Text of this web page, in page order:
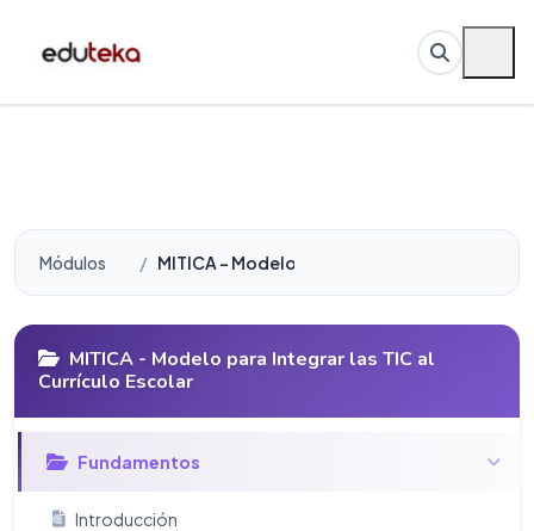
Módulos MITICA - Modelo para Integrar las TIC al
MITICA - Modelo para Integrar las TIC al
Currículo Escolar
Fundamentos
Introducción